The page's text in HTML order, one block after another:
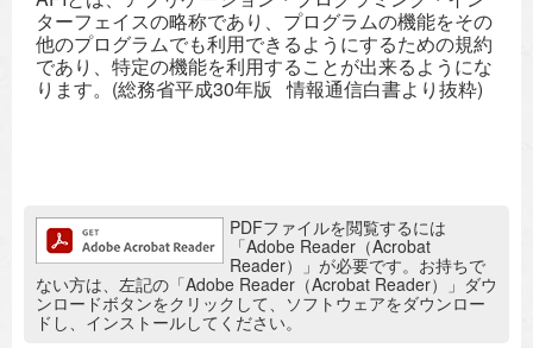
ターフェイスの略称であり、プログラムの機能をその
他のプログラムでも利用できるようにするための規約
であり、特定の機能を利用することが出来るようにな
ります。(総務省平成30年版 情報通信白書より抜粋)
追加情報：PDFファイルPDFファイルを閲覧するには
「Adobe Reader（Acrobat
Reader）」が必要です。お持ちで
ない方は、左記の「Adobe Reader（Acrobat Reader）」ダウ
ンロードボタンをクリックして、ソフトウェアをダウンロー
ドし、インストールしてください。